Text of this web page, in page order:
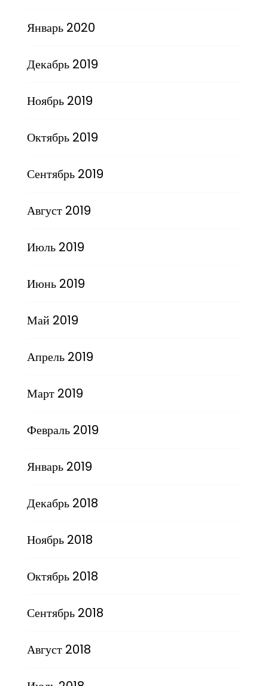
Январь 2020
Декабрь 2019
Ноябрь 2019
Октябрь 2019
Сентябрь 2019
Август 2019
Июль 2019
Июнь 2019
Май 2019
Апрель 2019
Март 2019
Февраль 2019
Январь 2019
Декабрь 2018
Ноябрь 2018
Октябрь 2018
Сентябрь 2018
Август 2018